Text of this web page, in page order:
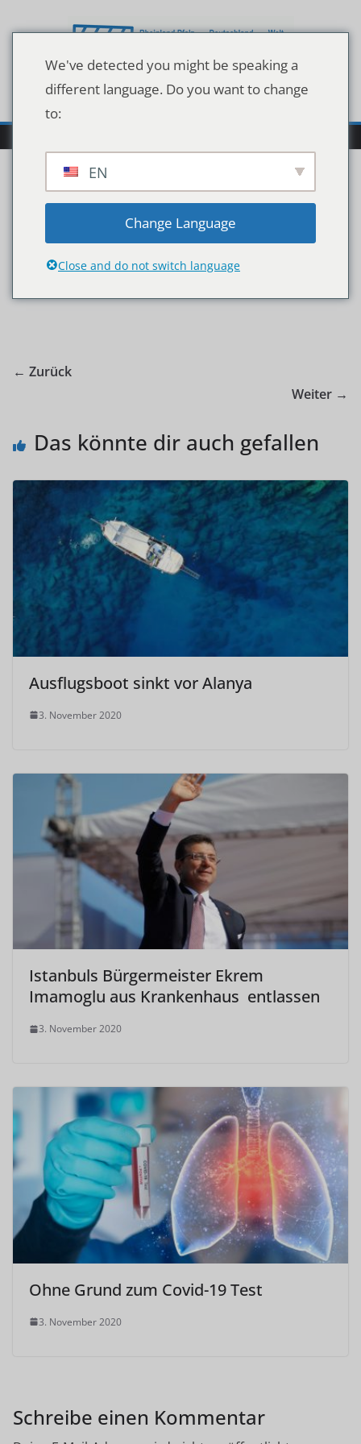
Inhalt
Portrait_Niclas2520Boen
7Eroem_Mrs.Sporty
← Zurück
Weiter →
Das könnte dir auch gefallen
Ausflugsboot sinkt vor Alanya
3. November 2020
Istanbuls Bürgermeister Ekrem
Imamoglu aus Krankenhaus entlassen
3. November 2020
Ohne Grund zum Covid-19 Test
3. November 2020
Schreibe einen Kommentar
We've detected you might be speaking a
different language. Do you want to change
to:
EN
Change Language
Close and do not switch language